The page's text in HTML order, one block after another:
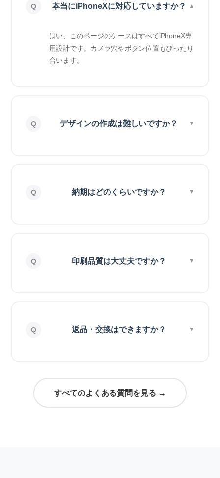
本当にiPhoneXに対応していますか？
はい、このページのケースはすべてiPhoneX専
用設計です。カメラ穴やボタン位置もぴったり
合います。
デザインの作成は難しいですか？
納期はどのくらいですか？
印刷品質は大丈夫ですか？
返品・交換はできますか？
すべてのよくある質問を見る →